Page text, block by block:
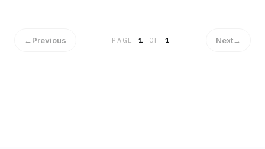
←Previous PAGE1 OF 1 Next→